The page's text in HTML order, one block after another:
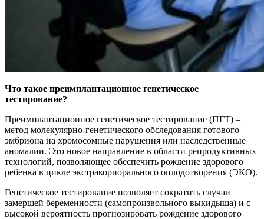
Что такое преимплантационное генетическое
тестирование?
Преимплантационное генетическое тестирование (ПГТ) –
метод молекулярно-генетического обследования готового
эмбриона на хромосомные нарушения или наследственные
аномалии. Это новое направление в области репродуктивных
технологий, позволяющее обеспечить рождение здорового
ребенка в цикле экстракорпорального оплодотворения (ЭКО).
Генетическое тестирование позволяет сократить случаи
замершей беременности (самопроизвольного выкидыша) и с
высокой вероятность прогнозировать рождение здорового